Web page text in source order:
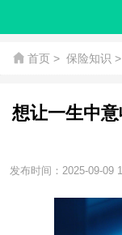
首页 > 保险知识 >
想让一生中
发布时间：2025-09-09